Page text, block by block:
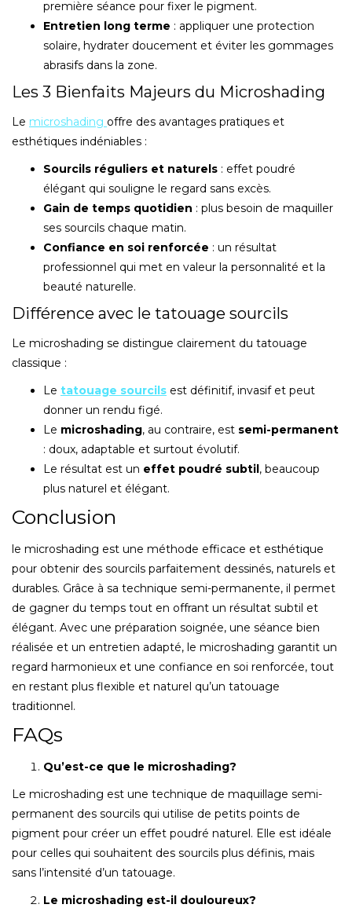
première séance pour fixer le pigment.
Entretien long terme : appliquer une protection
solaire, hydrater doucement et éviter les gommages
abrasifs dans la zone.
Les 3 Bienfaits Majeurs du Microshading
Le microshading offre des avantages pratiques et
esthétiques indéniables :
Sourcils réguliers et naturels : effet poudré
élégant qui souligne le regard sans excès.
Gain de temps quotidien : plus besoin de maquiller
ses sourcils chaque matin.
Confiance en soi renforcée : un résultat
professionnel qui met en valeur la personnalité et la
beauté naturelle.
Différence avec le tatouage sourcils
Le microshading se distingue clairement du tatouage
classique :
Le tatouage sourcils est définitif, invasif et peut
donner un rendu figé.
Le microshading, au contraire, est semi-permanent
: doux, adaptable et surtout évolutif.
Le résultat est un effet poudré subtil, beaucoup
plus naturel et élégant.
Conclusion
le microshading est une méthode efficace et esthétique
pour obtenir des sourcils parfaitement dessinés, naturels et
durables. Grâce à sa technique semi-permanente, il permet
de gagner du temps tout en offrant un résultat subtil et
élégant. Avec une préparation soignée, une séance bien
réalisée et un entretien adapté, le microshading garantit un
regard harmonieux et une confiance en soi renforcée, tout
en restant plus flexible et naturel qu’un tatouage
traditionnel.
FAQs
Qu’est-ce que le microshading?
Le microshading est une technique de maquillage semi-
permanent des sourcils qui utilise de petits points de
pigment pour créer un effet poudré naturel. Elle est idéale
pour celles qui souhaitent des sourcils plus définis, mais
sans l’intensité d’un tatouage.
Le microshading est-il douloureux?